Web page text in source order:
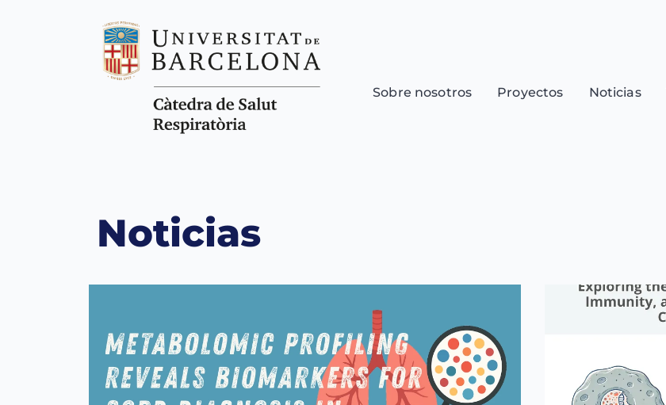
Sobre nosotros Proyectos Noticias
Noticias